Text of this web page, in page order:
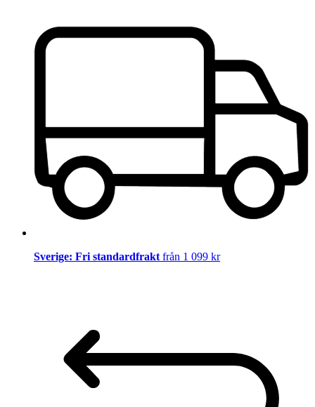
Sverige: Fri standardfrakt från 1 099 kr